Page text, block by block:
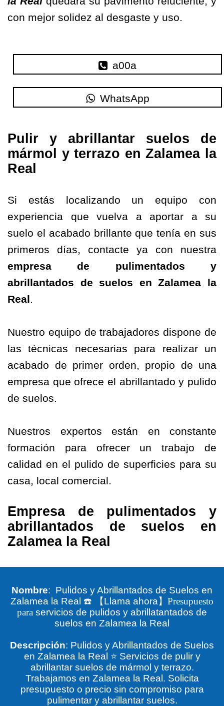
con mejor solidez al desgaste y uso.
a00a
WhatsApp
Pulir y abrillantar suelos de
mármol y terrazo en Zalamea la
Real
Si estás localizando un equipo con
experiencia que vuelva a aportar a su
suelo el acabado brillante que tenía en sus
primeros días, contacte ya con nuestra
empresa de pulimentados
y
abrillantados de suelos en Zalamea la
Real.
Nuestro equipo de trabajadores dispone de
las técnicas necesarias para realizar un
acabado de primer orden, propio de una
empresa que ofrece el abrillantado y pulido
de suelos.
Nuestros expertos están en constante
formación para ofrecer un trabajo de
calidad en el pulido de superficies para su
casa, local comercial.
Empresa de pulimentados y
abrillantados de suelos en
Zalamea la Real
Nombre: Pulidos y Abrillantados de Suelos en
Zalamea la Real ☎️ 【Llama ahora】Presupuesto
para servicios de pulidos y abrillatantados de
suelos en Zalamea la Real
Descripción: Pulidos y Abrillantados de Suelos
en Zalamea la Real ⭐ Servicios de pulir y
abrillantar suelos de mármol y terrazo.
Trabajamos en Zalamea la Real. Solicita
presupuesto o precio sin compromiso para
pulimentar y abrillantar suelos.